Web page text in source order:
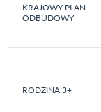
KRAJOWY PLAN
ODBUDOWY
RODZINA 3+